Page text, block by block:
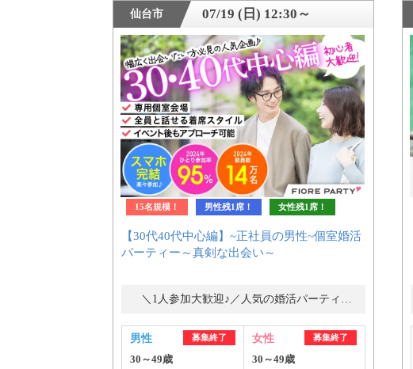
仙台市 07/19 (日) 12:30～
15名規模！ 男性残1席！ 女性残1席！
【30代40代中心編】~正社員の男性~個室婚活
パーティー～真剣な出会い～
男性 募集終了
30～49歳
女性 募集終了
30～49歳